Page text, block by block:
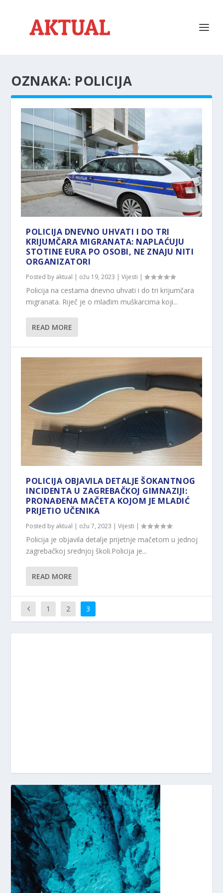
OZNAKA: POLICIJA
POLICIJA DNEVNO UHVATI I DO TRI
KRIJUMČARA MIGRANATA: NAPLAĆUJU
STOTINE EURA PO OSOBI, NE ZNAJU NITI
ORGANIZATORI
Posted by aktual | ožu 19, 2023 |Vijesti |
Policija na cestama dnevno uhvati i do tri krijumčara
migranata. Riječ je o mlađim muškarcima koji...
READ MORE
POLICIJA OBJAVILA DETALJE ŠOKANTNOG
INCIDENTA U ZAGREBAČKOJ GIMNAZIJI:
PRONAĐENA MAČETA KOJOM JE MLADIĆ
PRIJETIO UČENIKA
Posted by aktual | ožu 7, 2023 |Vijesti |
Policija je objavila detalje prijetnje mačetom u jednoj
zagrebačkoj srednjoj školi.Policija je...
READ MORE
1 2 3